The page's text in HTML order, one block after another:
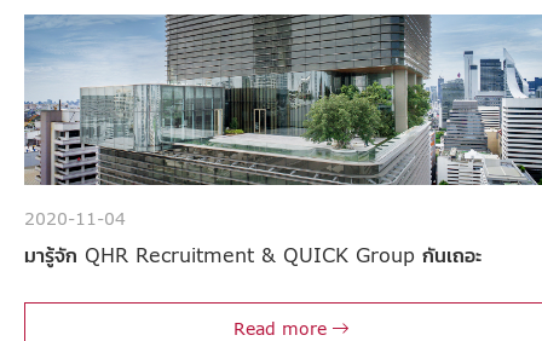
2020-11-04
มารู้จัก QHR Recruitment & QUICK Group กันเถอะ
Read more